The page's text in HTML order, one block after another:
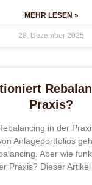
MEHR LESEN »
28. Dezember 2025
Praxis?
in der
Anlageportfolios
Aber wie
Praxis? Dieser